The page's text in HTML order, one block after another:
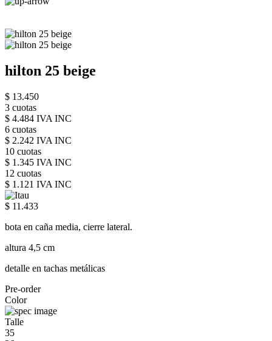
hilton 25 beige
$ 13.450
3 cuotas
$ 4.484 IVA INC
6 cuotas
$ 2.242 IVA INC
10 cuotas
$ 1.345 IVA INC
12 cuotas
$ 1.121 IVA INC
$ 11.433
bota en caña media, cierre lateral.
altura 4,5 cm
detalle en tachas metálicas
Pre-order
Color
Talle
35